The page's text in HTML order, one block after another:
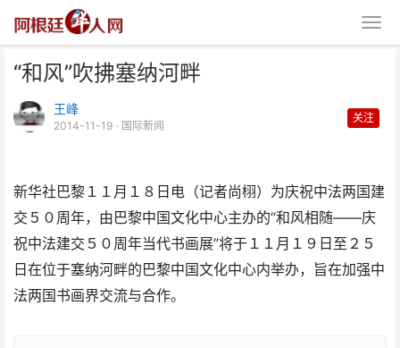
“和风”吹拂塞纳河畔
王峰
2014-11-19 · 国际新闻
关注
新华社巴黎１１月１８日电（记者尚栩）为庆祝中法两国建
交５０周年，由巴黎中国文化中心主办的“和风相随——庆
祝中法建交５０周年当代书画展”将于１１月１９日至２５
日在位于塞纳河畔的巴黎中国文化中心内举办，旨在加强中
法两国书画界交流与合作。
“和风”吹拂塞纳河畔